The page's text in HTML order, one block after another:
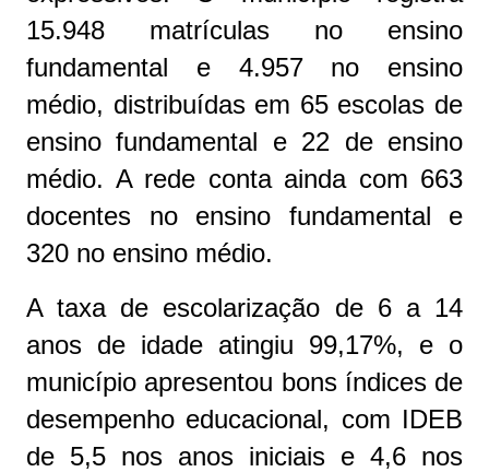
15.948 matrículas no ensino
fundamental e 4.957 no ensino
médio, distribuídas em 65 escolas de
ensino fundamental e 22 de ensino
médio. A rede conta ainda com 663
docentes no ensino fundamental e
320 no ensino médio.
A taxa de escolarização de 6 a 14
anos de idade atingiu 99,17%, e o
município apresentou bons índices de
desempenho educacional, com IDEB
de 5,5 nos anos iniciais e 4,6 nos